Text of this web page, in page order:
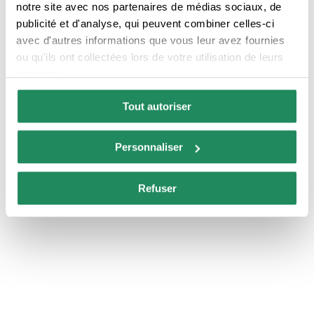
notre site avec nos partenaires de médias sociaux, de
publicité et d'analyse, qui peuvent combiner celles-ci
avec d'autres informations que vous leur avez fournies
ou qu'ils ont collectées lors de votre utilisation de leurs
Tout autoriser
Personnaliser
Refuser
personnelle
connexion Internet